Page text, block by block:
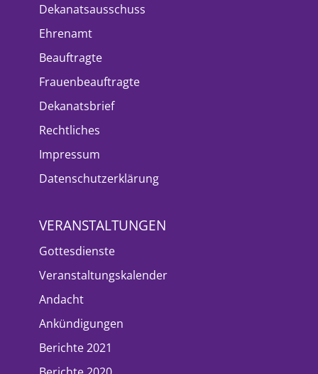
Dekanatsausschuss
Ehrenamt
Beauftragte
Frauenbeauftragte
Dekanatsbrief
Rechtliches
Impressum
Datenschutzerklärung
VERANSTALTUNGEN
Gottesdienste
Veranstaltungskalender
Andacht
Ankündigungen
Berichte 2021